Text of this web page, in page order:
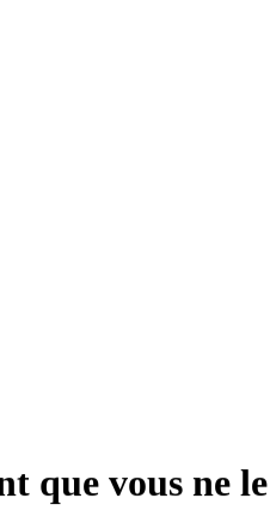
que vous ne